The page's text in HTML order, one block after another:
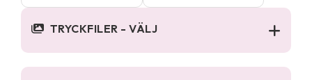
TRYCKFILER - VÄLJ